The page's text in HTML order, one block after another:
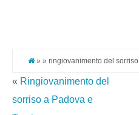
» » ringiovanimento del sorriso
« Ringiovanimento del
sorriso a Padova e